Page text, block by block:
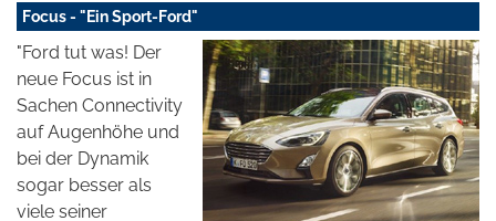
Focus - "Ein Sport-Ford"
"Ford tut was! Der
neue Focus ist in
Sachen Connectivity
auf Augenhöhe und
bei der Dynamik
sogar besser als
viele seiner